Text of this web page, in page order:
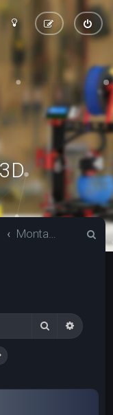
Montage Hephestos 2
Rechercher